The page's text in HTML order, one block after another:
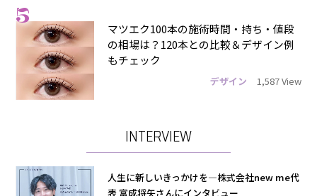
5
マツエク100本の施術時間・持ち・値段
の相場は？120本との比較＆デザイン例
もチェック
デザイン 1,587 View
INTERVIEW
人生に新しいきっかけを―株式会社new me代
表 富成将矢さんにインタビュー